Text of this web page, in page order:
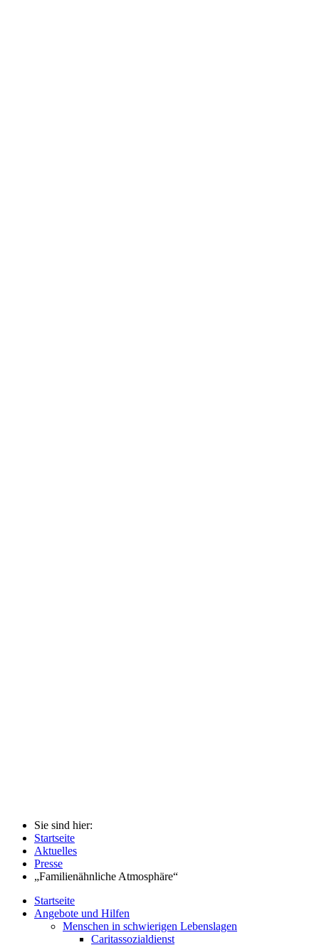
Sie sind hier:
Startseite
Aktuelles
Presse
„Familienähnliche Atmosphäre“
Startseite
Angebote und Hilfen
Menschen in schwierigen Lebenslagen
Caritassozialdienst